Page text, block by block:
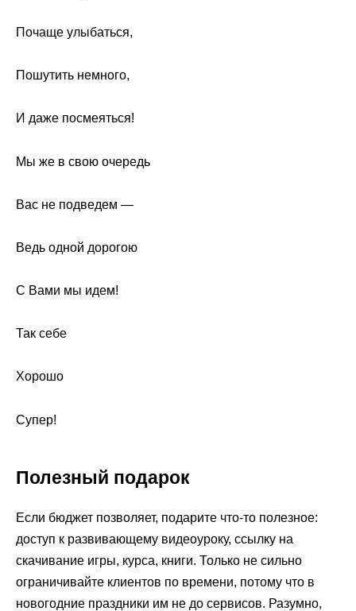
Почаще улыбаться,
Пошутить немного,
И даже посмеяться!
Мы же в свою очередь
Вас не подведем —
Ведь одной дорогою
С Вами мы идем!
Так себе
Хорошо
Супер!
Полезный подарок
Если бюджет позволяет, подарите что-то полезное:
доступ к развивающему видеоуроку, ссылку на
скачивание игры, курса, книги. Только не сильно
ограничивайте клиентов по времени, потому что в
новогодние праздники им не до сервисов. Разумно,